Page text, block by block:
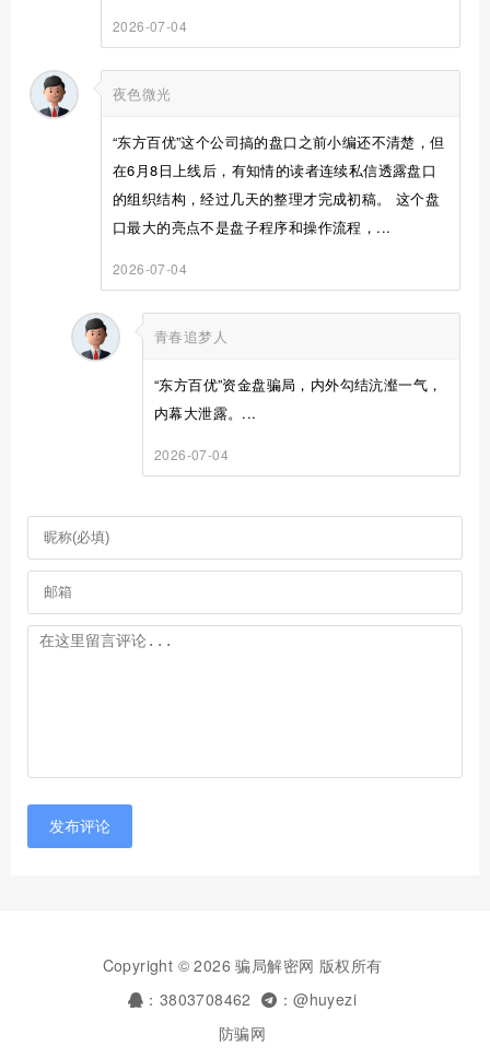
2026-07-04
夜色微光
“东方百优”这个公司搞的盘口之前小编还不清楚，但
在6月8日上线后，有知情的读者连续私信透露盘口
的组织结构，经过几天的整理才完成初稿。 这个盘
口最大的亮点不是盘子程序和操作流程，...
2026-07-04
青春追梦人
“东方百优”资金盘骗局，内外勾结沆瀣一气，
内幕大泄露。...
2026-07-04
发布评论
Copyright © 2026 骗局解密网 版权所有
：3803708462
：@huyezi
防骗网